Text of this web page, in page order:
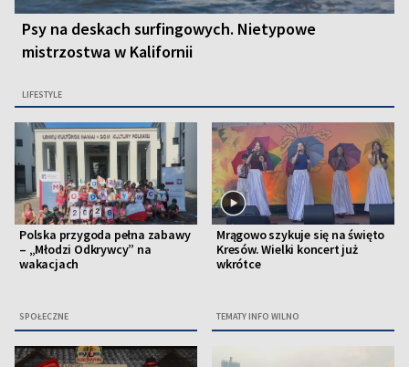
Psy na deskach surfingowych. Nietypowe
mistrzostwa w Kalifornii
LIFESTYLE
Polska przygoda pełna zabawy
– „Młodzi Odkrywcy” na
wakacjach
SPOŁECZNE
Mrągowo szykuje się na święto
Kresów. Wielki koncert już
wkrótce
TEMATY INFO WILNO